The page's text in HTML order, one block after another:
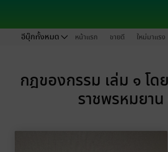
อีบุ๊กทั้งหมด หน้าแรก ขายดี ใหม่มาแรง
กฎของกรรม เล่ม ๑ โ
ราชพรหมยาน